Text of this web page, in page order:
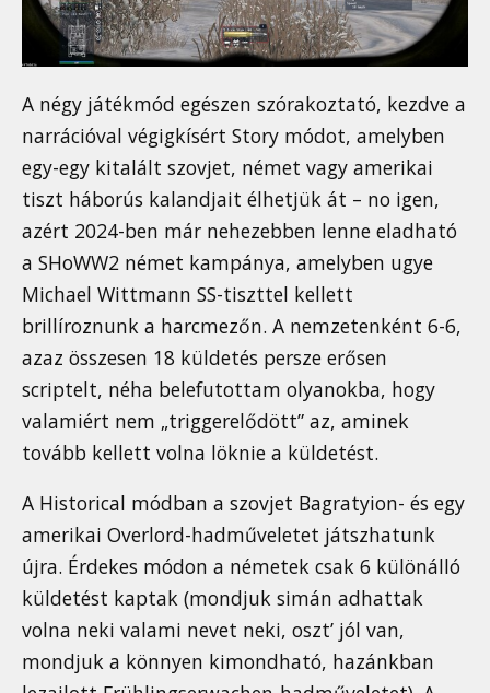
A négy játékmód egészen szórakoztató, kezdve a
narrációval végigkísért Story módot, amelyben
egy-egy kitalált szovjet, német vagy amerikai
tiszt háborús kalandjait élhetjük át – no igen,
azért 2024-ben már nehezebben lenne eladható
a SHoWW2 német kampánya, amelyben ugye
Michael Wittmann SS-tiszttel kellett
brillíroznunk a harcmezőn. A nemzetenként 6-6,
azaz összesen 18 küldetés persze erősen
scriptelt, néha belefutottam olyanokba, hogy
valamiért nem „triggerelődött” az, aminek
tovább kellett volna löknie a küldetést.
A Historical módban a szovjet Bagratyion- és egy
amerikai Overlord-hadműveletet játszhatunk
újra. Érdekes módon a németek csak 6 különálló
küldetést kaptak (mondjuk simán adhattak
volna neki valami nevet neki, oszt’ jól van,
mondjuk a könnyen kimondható, hazánkban